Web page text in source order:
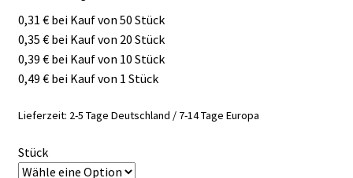
0,31 € bei Kauf von 50 Stück
0,35 € bei Kauf von 20 Stück
0,39 € bei Kauf von 10 Stück
0,49 € bei Kauf von 1 Stück
Lieferzeit: 2-5 Tage Deutschland / 7-14 Tage Europa
Stück